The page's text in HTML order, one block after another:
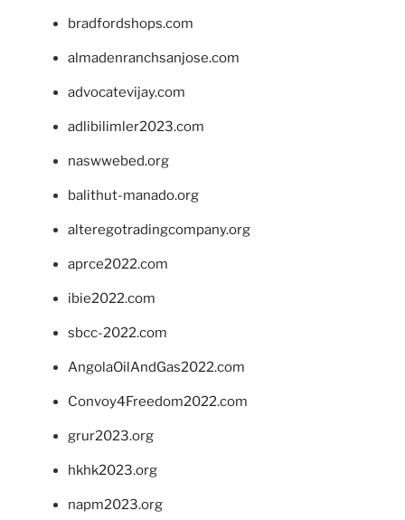
bradfordshops.com
almadenranchsanjose.com
advocatevijay.com
adlibilimler2023.com
naswwebed.org
balithut-manado.org
alteregotradingcompany.org
aprce2022.com
ibie2022.com
sbcc-2022.com
AngolaOilAndGas2022.com
Convoy4Freedom2022.com
grur2023.org
hkhk2023.org
napm2023.org